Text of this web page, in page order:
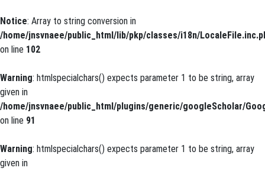
Notice: Array to string conversion in
/home/jnsvnaee/public_html/lib/pkp/classes/i18n/
on line 102
Warning: htmlspecialchars() expects parameter 1 to be string, array
given in
/home/jnsvnaee/public_html/plugins/generic/googleScholar/
on line 91
Warning: htmlspecialchars() expects parameter 1 to be string, array
given in